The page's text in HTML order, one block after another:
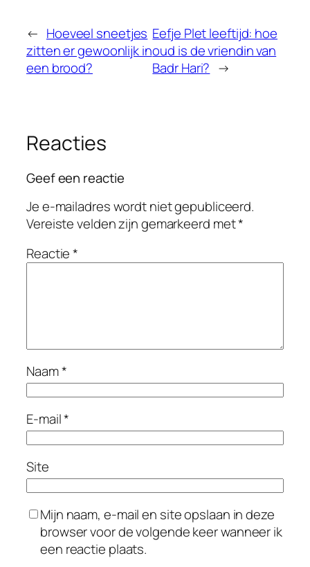
← Hoeveel sneetjes
zitten er gewoonlijk in
een brood?
Eefje Plet leeftijd: hoe
oud is de vriendin van
Badr Hari? →
Reacties
Geef een reactie
Je e-mailadres wordt niet gepubliceerd.
Vereiste velden zijn gemarkeerd met*
Reactie*
Naam*
E-mail*
Site
Mijn naam, e-mail en site opslaan in deze
browser voor de volgende keer wanneer ik
een reactie plaats.